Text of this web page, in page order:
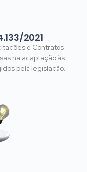
2021
e Contratos
na adaptação às
pela legislação.